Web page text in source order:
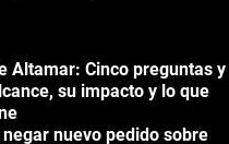
Altamar: Cinco preguntas y
su impacto y lo que
nuevo pedido sobre